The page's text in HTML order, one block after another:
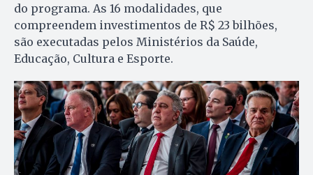
do programa. As 16 modalidades, que
compreendem investimentos de R$ 23 bilhões,
são executadas pelos Ministérios da Saúde,
Educação, Cultura e Esporte.